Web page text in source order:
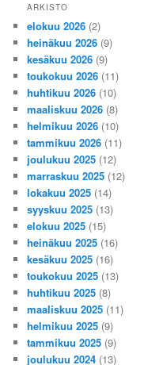
ARKISTO
elokuu 2026 (2)
heinäkuu 2026 (9)
kesäkuu 2026 (9)
toukokuu 2026 (11)
huhtikuu 2026 (10)
maaliskuu 2026 (8)
helmikuu 2026 (10)
tammikuu 2026 (11)
joulukuu 2025 (12)
marraskuu 2025 (12)
lokakuu 2025 (14)
syyskuu 2025 (13)
elokuu 2025 (15)
heinäkuu 2025 (16)
kesäkuu 2025 (16)
toukokuu 2025 (13)
huhtikuu 2025 (8)
maaliskuu 2025 (11)
helmikuu 2025 (9)
tammikuu 2025 (9)
joulukuu 2024 (13)